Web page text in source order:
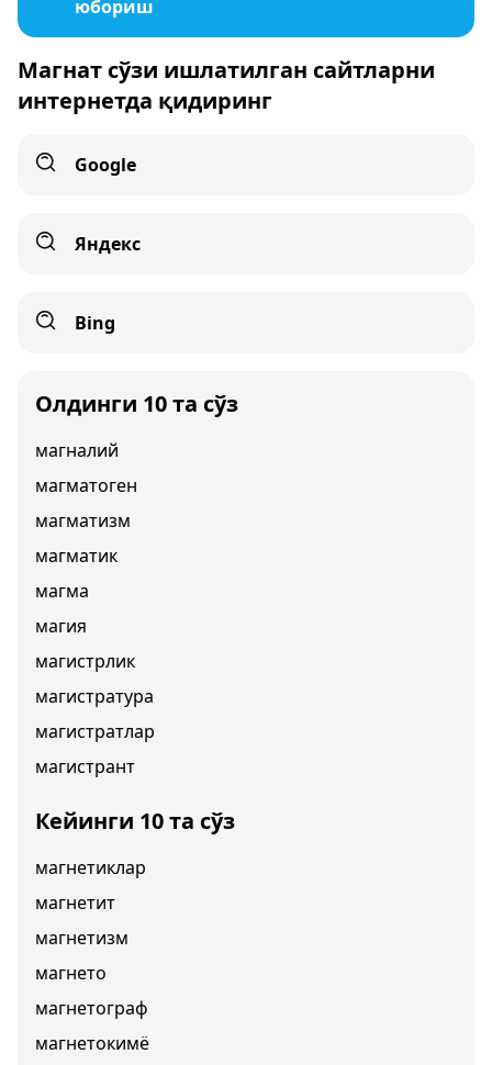
юбориш
Магнат сўзи ишлатилган сайтларни
интернетда қидиринг
Google
Яндекс
Bing
Олдинги 10 та сўз
магналий
магматоген
магматизм
магматик
магма
магия
магистрлик
магистратура
магистратлар
магистрант
Кейинги 10 та сўз
магнетиклар
магнетит
магнетизм
магнето
магнетограф
магнетокимё